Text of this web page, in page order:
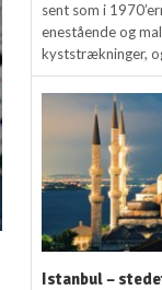
sent som i
enestående og
kyststrækninger,
Istanbul –